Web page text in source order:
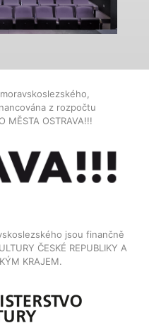
z rozpočtu
MĚSTA OSTRAVA!!!
jsou finančně
ČESKÉ REPUBLIKY A
KRAJEM.